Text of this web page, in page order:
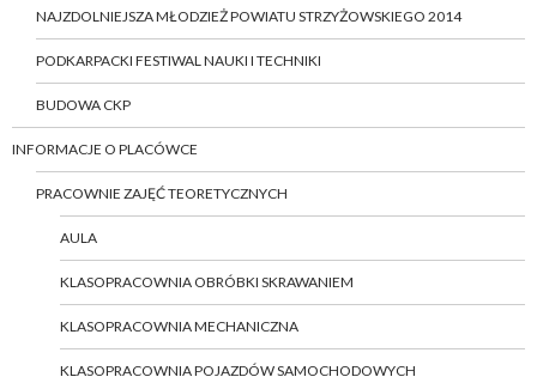
NAJZDOLNIEJSZA MŁODZIEŻ POWIATU STRZYŻOWSKIEGO 2014
PODKARPACKI FESTIWAL NAUKI I TECHNIKI
BUDOWA CKP
INFORMACJE O PLACÓWCE
PRACOWNIE ZAJĘĆ TEORETYCZNYCH
AULA
KLASOPRACOWNIA OBRÓBKI SKRAWANIEM
KLASOPRACOWNIA MECHANICZNA
KLASOPRACOWNIA POJAZDÓW SAMOCHODOWYCH